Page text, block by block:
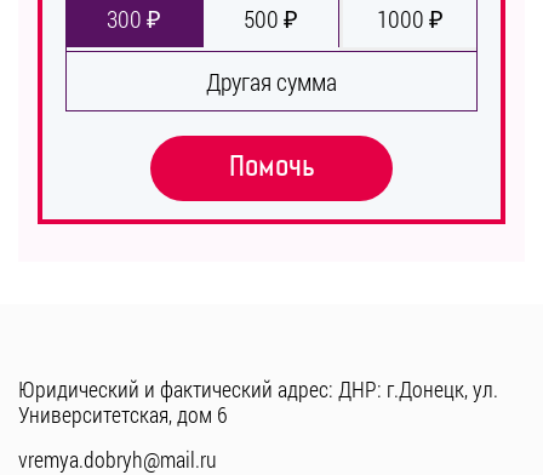
300 ₽ 500 ₽
1000 ₽
Другая сумма
Помочь
Юридический и фактический адрес: ДНР: г.Донецк, ул.
Университетская, дом 6
vremya.dobryh@mail.ru